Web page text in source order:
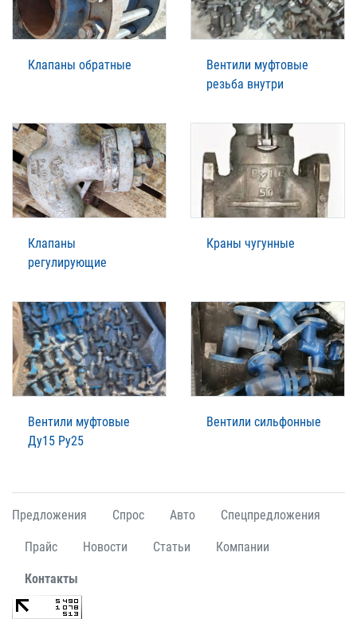
Клапаны обратные
Вентили муфтовые
резьба внутри
Клапаны
регулирующие
Краны чугунные
Вентили муфтовые
Ду15 Ру25
Вентили сильфонные
Предложения Спрос Авто Спецпредложения
Прайс Новости Статьи Компании
Контакты